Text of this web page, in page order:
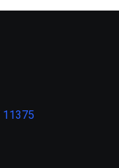
11375